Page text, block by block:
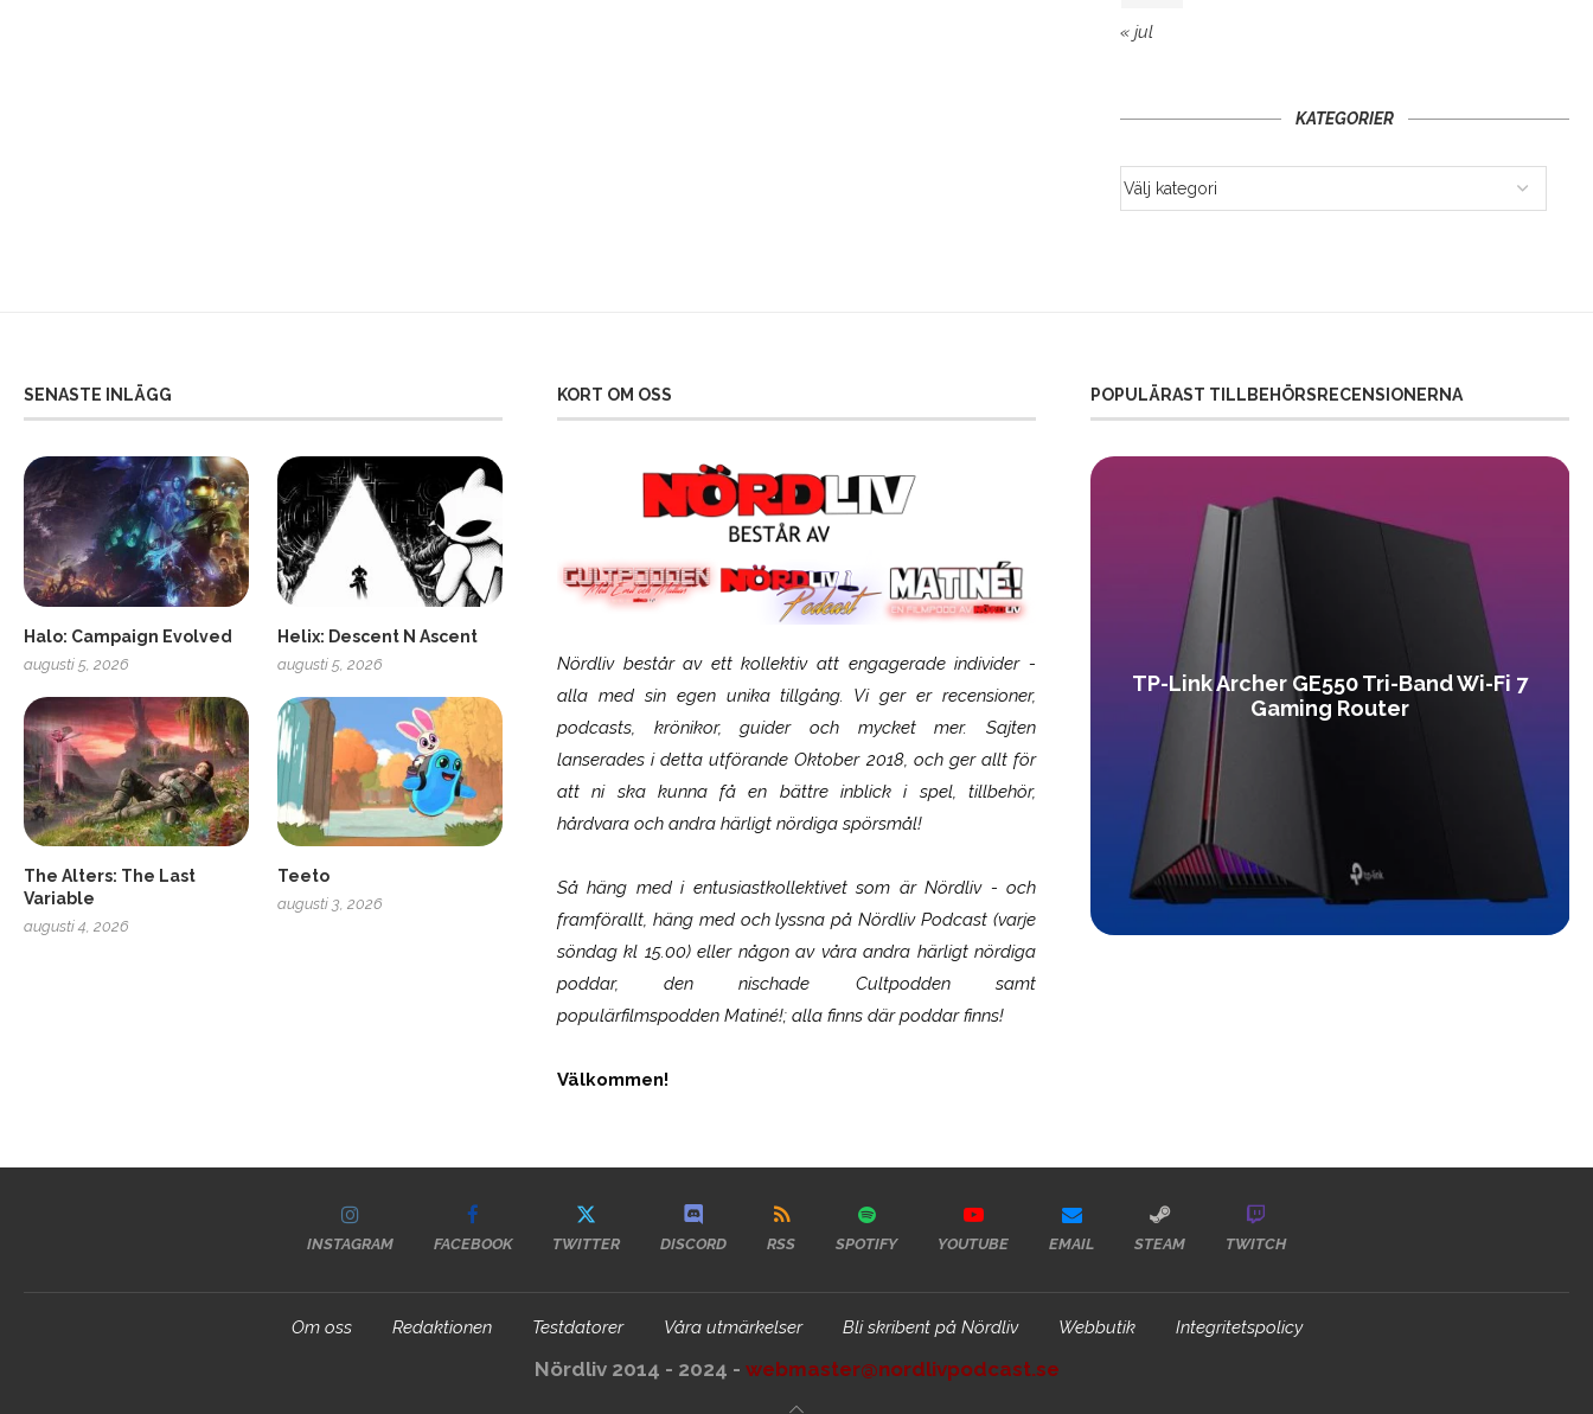
« jul
KATEGORIER
SENASTE INLÄGG
Halo: Campaign Evolved
augusti 5, 2026
Helix: Descent N Ascent
augusti 5, 2026
The Alters: The Last
Variable
augusti 4, 2026
Teeto
augusti 3, 2026
KORT OM OSS
Nördliv består av ett kollektiv att engagerade individer -
alla med sin egen unika tillgång. Vi ger er recensioner,
podcasts, krönikor, guider och mycket mer. Sajten
lanserades i detta utförande Oktober 2018, och ger allt för
att ni ska kunna få en bättre inblick i spel, tillbehör,
hårdvara och andra härligt nördiga spörsmål!
Så häng med i entusiastkollektivet som ärNördliv- och
framförallt, häng med och lyssna på Nördliv Podcast (varje
söndag kl 15.00) eller någon av våra andra härligt nördiga
poddar, den nischade Cultpodden samt
populärfilmspodden Matiné!; alla finns där poddar finns!
Välkommen!
POPULÄRAST TILLBEHÖRSRECENSIONERNA
SCUF Gaming Omega Logitech G316 X 98
TP-Link Archer GE550 Tri-Band Wi-Fi 7
Gaming Router
INSTAGRAM FACEBOOK TWITTER DISCORD RSS SPOTIFY YOUTUBE EMAIL STEAM TWITCH
Om oss Redaktionen Testdatorer Våra utmärkelser Bli skribent på Nördliv Webbutik Integritetspolicy
Nördliv 2014 - 2024 - webmaster@nordlivpodcast.se